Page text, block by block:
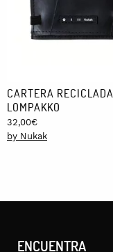
CARTERA RECICLADA
LOMPAKKO
32,00€
by Nukak
ENCUENTRA